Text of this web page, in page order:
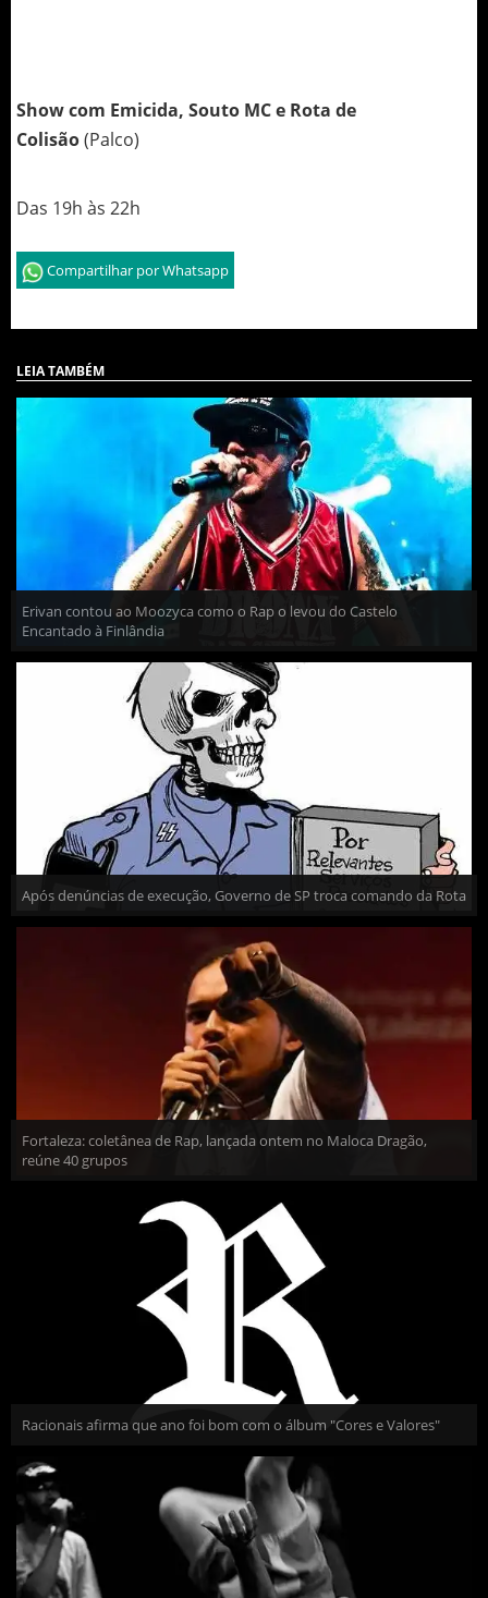
Show com Emicida, Souto MC e Rota de
Colisão(Palco)
Das 19h às 22h
Compartilhar por Whatsapp
LEIA TAMBÉM
Erivan contou ao Moozyca como o Rap o levou do Castelo
Encantado à Finlândia
Após denúncias de execução, Governo de SP troca comando da Rota
Fortaleza: coletânea de Rap, lançada ontem no Maloca Dragão,
reúne 40 grupos
Racionais afirma que ano foi bom com o álbum "Cores e Valores"